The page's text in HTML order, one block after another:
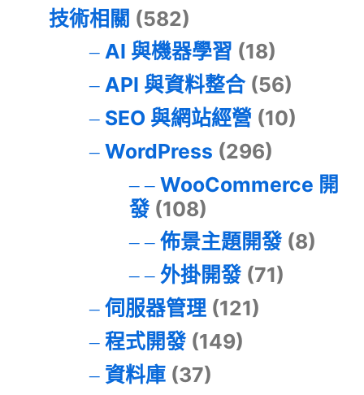
技術相關 (582)
AI 與機器學習 (18)
API 與資料整合(56)
SEO 與網站經營 (10)
WordPress (296)
WooCommerce 開
發(108)
佈景主題開發(8)
外掛開發(71)
伺服器管理(121)
程式開發(149)
資料庫(37)